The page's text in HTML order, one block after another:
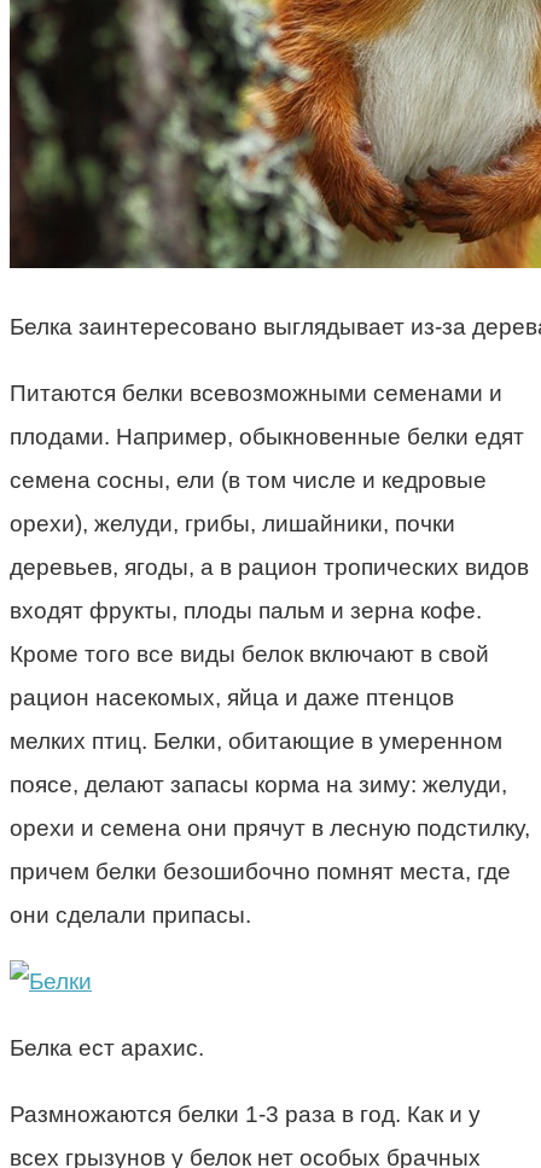
Белка заинтересовано выглядывает из-за
Питаются белки всевозможными семенами и
плодами. Например, обыкновенные белки едят
семена сосны, ели (в том числе и кедровые
орехи), желуди, грибы, лишайники, почки
деревьев, ягоды, а в рацион тропических видов
входят фрукты, плоды пальм и зерна кофе.
Кроме того все виды белок включают в свой
рацион насекомых, яйца и даже птенцов
мелких птиц. Белки, обитающие в умеренном
поясе, делают запасы корма на зиму: желуди,
орехи и семена они прячут в лесную подстилку,
причем белки безошибочно помнят места, где
они сделали припасы.
Белка ест арахис.
Размножаются белки 1-3 раза в год. Как и у
всех грызунов у белок нет особых брачных